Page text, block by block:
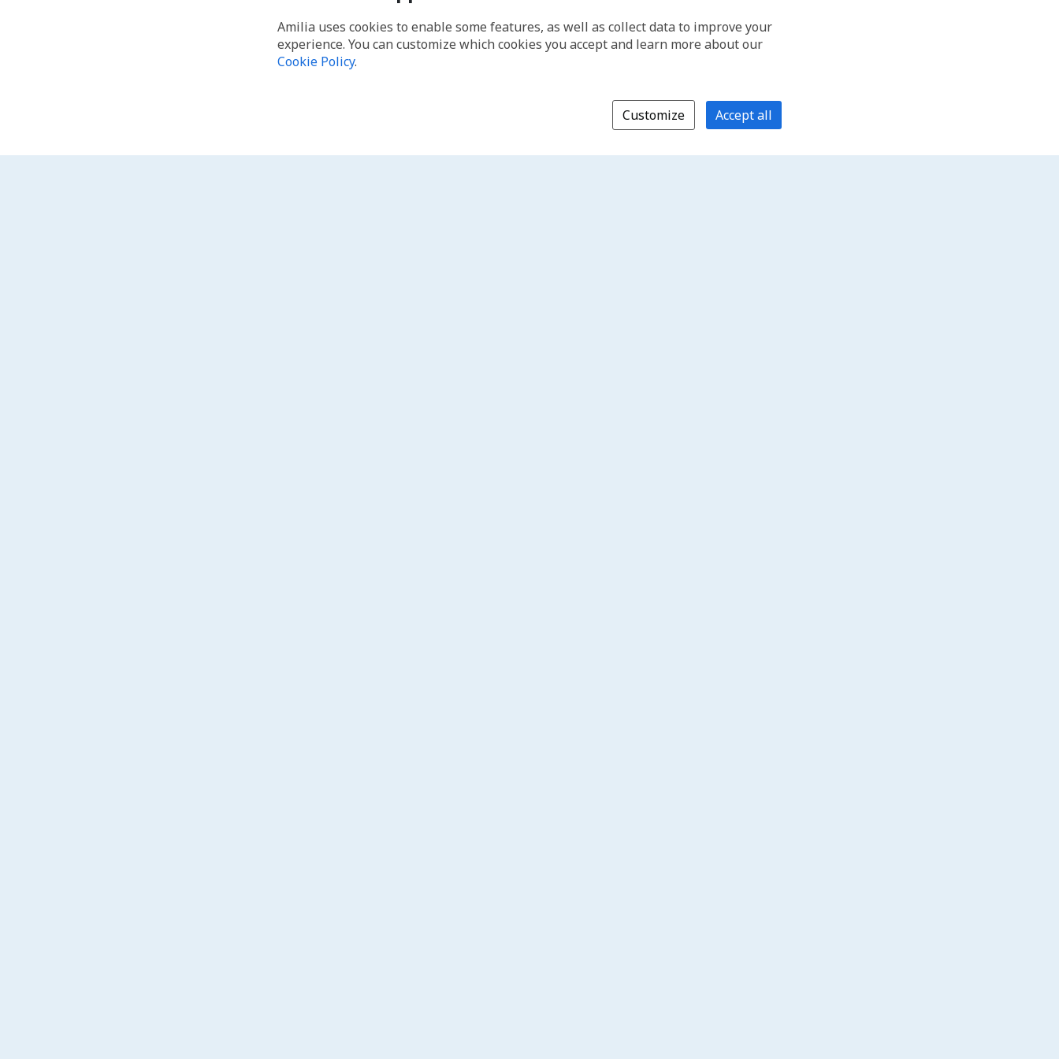
Amilia uses cookies to enable some features, as well as collect data to improve your
experience. You can customize which cookies you accept and learn more about our
Cookie Policy.
Customize Accept all